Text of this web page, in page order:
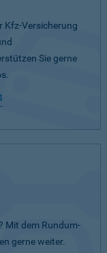
Kfz-Versicherung
Sie gerne
Mit dem Rundum-
gerne weiter.